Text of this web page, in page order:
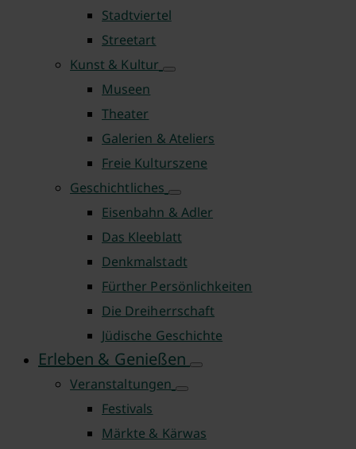
Stadtviertel
Streetart
Kunst & Kultur
Museen
Theater
Galerien & Ateliers
Freie Kulturszene
Geschichtliches
Eisenbahn & Adler
Das Kleeblatt
Denkmalstadt
Fürther Persönlichkeiten
Die Dreiherrschaft
Jüdische Geschichte
Erleben & Genießen
Veranstaltungen
Festivals
Märkte & Kärwas